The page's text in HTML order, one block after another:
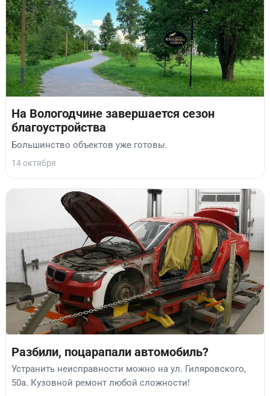
На Вологодчине завершается сезон
благоустройства
Большинство объектов уже готовы.
14 октября
Разбили, поцарапали автомобиль?
Устранить неисправности можно на ул. Гиляровского,
50а. Кузовной ремонт любой сложности!